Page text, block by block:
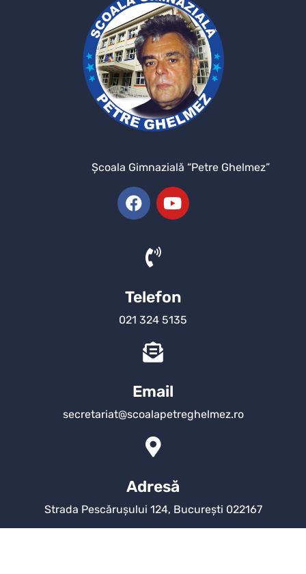
Şcoala Gimnazială “Petre Ghelmez”
Telefon
021 324 5135
Email
secretariat@scoalapetreghelmez.ro
Adresă
Strada Pescărușului 124, București 022167